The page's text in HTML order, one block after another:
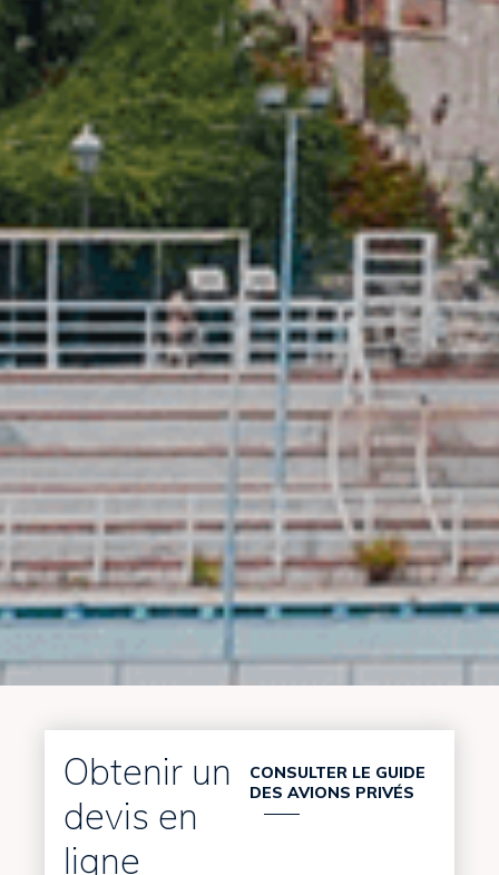
Obtenir un
devis en
ligne
CONSULTER LE GUIDE
DES AVIONS PRIVÉS